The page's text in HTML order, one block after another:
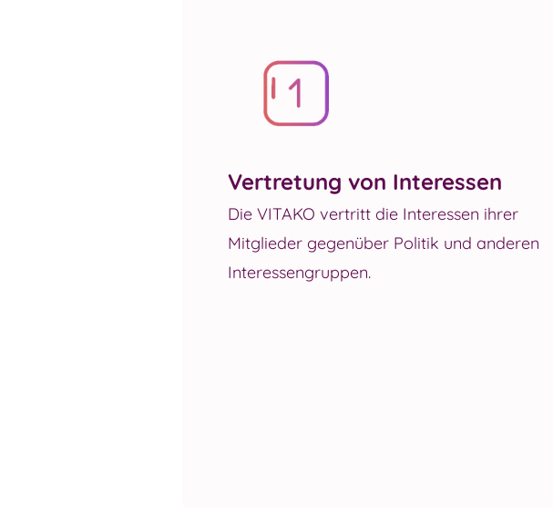
Vertretung von Interessen
Die VITAKO vertritt die Interessen ihrer
Mitglieder gegenüber Politik und anderen
Interessengruppen.